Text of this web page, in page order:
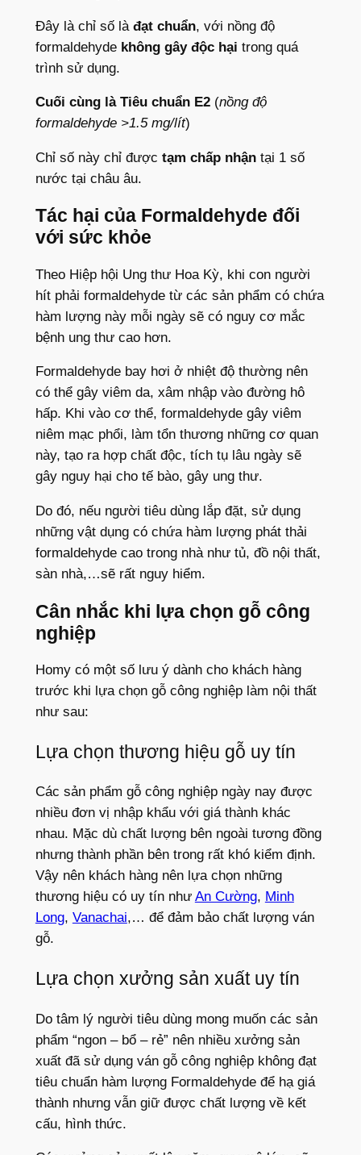
Đây là chỉ số là đạt chuẩn, với nồng độ
formaldehydekhông gây độc hại trong quá
trình sử dụng.
Cuối cùng là Tiêu chuẩn E2(nồng độ
formaldehyde >1.5 mg/lít)
Chỉ số này chỉ được tạm chấp nhậntại 1 số
nước tại châu âu.
Tác hại của Formaldehyde đối
với sức khỏe
Theo Hiệp hội Ung thư Hoa Kỳ, khi con người
hít phải formaldehyde từ các sản phẩm có chứa
hàm lượng này mỗi ngày sẽ có nguy cơ mắc
bệnh ung thư cao hơn.
Formaldehyde bay hơi ở nhiệt độ thường nên
có thể gây viêm da, xâm nhập vào đường hô
hấp. Khi vào cơ thể, formaldehyde gây viêm
niêm mạc phổi, làm tổn thương những cơ quan
này, tạo ra hợp chất độc, tích tụ lâu ngày sẽ
gây nguy hại cho tế bào, gây ung thư.
Do đó, nếu người tiêu dùng lắp đặt, sử dụng
những vật dụng có chứa hàm lượng phát thải
formaldehyde cao trong nhà như tủ, đồ nội thất,
sàn nhà,…sẽ rất nguy hiểm.
Cân nhắc khi lựa chọn gỗ công
nghiệp
Homy có một số lưu ý dành cho khách hàng
trước khi lựa chọn gỗ công nghiệp làm nội thất
như sau:
Lựa chọn thương hiệu gỗ uy tín
Các sản phẩm gỗ công nghiệp ngày nay được
nhiều đơn vị nhập khẩu với giá thành khác
nhau. Mặc dù chất lượng bên ngoài tương đồng
nhưng thành phần bên trong rất khó kiểm định.
Vậy nên khách hàng nên lựa chọn những
thương hiệu có uy tín như An Cường, Minh
Long, Vanachai,… để đảm bảo chất lượng ván
gỗ.
Lựa chọn xưởng sản xuất uy tín
Do tâm lý người tiêu dùng mong muốn các sản
phẩm “ngon – bổ – rẻ” nên nhiều xưởng sản
xuất đã sử dụng ván gỗ công nghiệp không đạt
tiêu chuẩn hàm lượng Formaldehyde để hạ giá
thành nhưng vẫn giữ được chất lượng về kết
cấu, hình thức.